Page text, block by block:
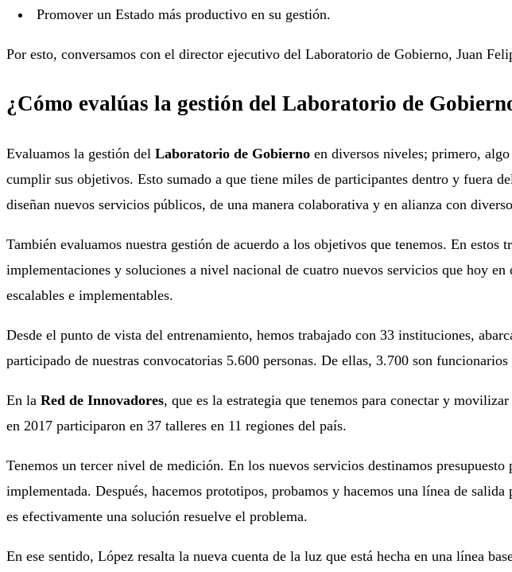
Promover un Estado más productivo en su gestión.
Por esto, conversamos con el director ejecutivo del Laboratorio de Gobierno, Juan
¿Cómo evalúas la gestión del Laboratorio de
Evaluamos la gestión del Laboratorio de Gobierno en diversos niveles; primero,
cumplir sus objetivos. Esto sumado a que tiene miles de participantes dentro y fuera
diseñan nuevos servicios públicos, de una manera colaborativa y en alianza con
También evaluamos nuestra gestión de acuerdo a los objetivos que tenemos. En
implementaciones y soluciones a nivel nacional de cuatro nuevos servicios que hoy
escalables e implementables.
Desde el punto de vista del entrenamiento, hemos trabajado con 33 instituciones,
participado de nuestras convocatorias 5.600 personas. De ellas, 3.700 son
En la Red de Innovadores, que es la estrategia que tenemos para conectar y
en 2017 participaron en 37 talleres en 11 regiones del país.
Tenemos un tercer nivel de medición. En los nuevos servicios destinamos
implementada. Después, hacemos prototipos, probamos y hacemos una línea de
es efectivamente una solución resuelve el problema.
En ese sentido, López resalta la nueva cuenta de la luz que está hecha en una línea